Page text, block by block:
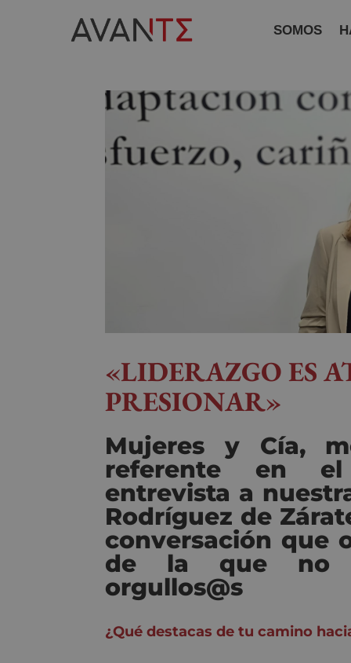
SOMOS
«LIDERAZGO ES
PRESIONAR»
Mujeres y Cía,
referente en el
entrevista a n
Rodríguez de
conversación que
de la que no
orgullos@s
¿Qué destacas de tu camino